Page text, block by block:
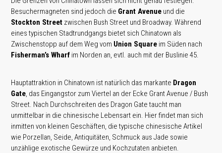
Besuchermagneten sind jedoch die Grant Avenue und die
Stockton Street zwischen Bush Street und Broadway. Während
eines typischen Stadtrundgangs bietet sich Chinatown als
Zwischenstopp auf dem Weg vom Union Square im Süden nach
Fisherman’s Wharf im Norden an, evtl. auch mit der Buslinie 45.
Hauptattraktion in Chinatown ist natürlich das markante Dragon
Gate , das Eingangstor zum Viertel an der Ecke Grant Avenue / Bush
Street. Nach Durchschreiten des Dragon Gate taucht man
unmittelbar in die chinesische Lebensart ein. Hier findet man sich
inmitten von kleinen Geschäften, die typische chinesische Artikel
wie Porzellan, Seide, Antiquitäten, Schmuck aus Jade sowie
unzählige exotische Gewürze und Kochzutaten anbieten.